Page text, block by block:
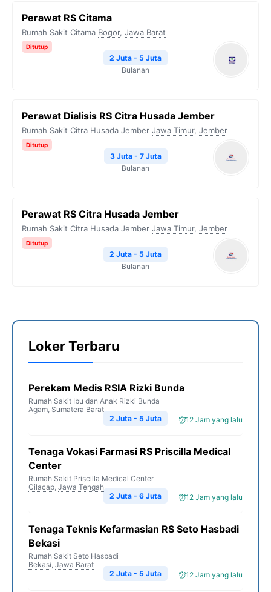
Perawat RS Citama
Rumah Sakit Citama Bogor, Jawa Barat
Ditutup
2 Juta - 5 Juta
Bulanan
Perawat Dialisis RS Citra Husada Jember
Rumah Sakit Citra Husada Jember Jawa Timur, Jember
Ditutup
3 Juta - 7 Juta
Bulanan
Perawat RS Citra Husada Jember
Rumah Sakit Citra Husada Jember Jawa Timur, Jember
Ditutup
2 Juta - 5 Juta
Bulanan
Loker Terbaru
Perekam Medis RSIA Rizki Bunda
Rumah Sakit Ibu dan Anak Rizki Bunda
Agam, Sumatera Barat
12 Jam yang lalu
2 Juta - 5 Juta
Tenaga Vokasi Farmasi RS Priscilla Medical
Center
Rumah Sakit Priscilla Medical Center
Cilacap, Jawa Tengah
12 Jam yang lalu
2 Juta - 6 Juta
Tenaga Teknis Kefarmasian RS Seto Hasbadi
Bekasi
Rumah Sakit Seto Hasbadi
Bekasi, Jawa Barat
12 Jam yang lalu
2 Juta - 5 Juta